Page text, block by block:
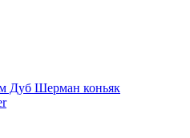
Дуб Шерман коньяк